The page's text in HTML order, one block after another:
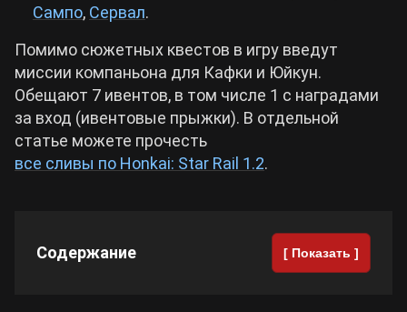
Сампо, Сервал.
Помимо сюжетных квестов в игру введут
миссии компаньона для Кафки и Юйкун.
Обещают 7 ивентов, в том числе 1 с наградами
за вход (ивентовые прыжки). В отдельной
статье можете прочесть
все сливы по Honkai: Star Rail 1.2.
Содержание [ Показать ]